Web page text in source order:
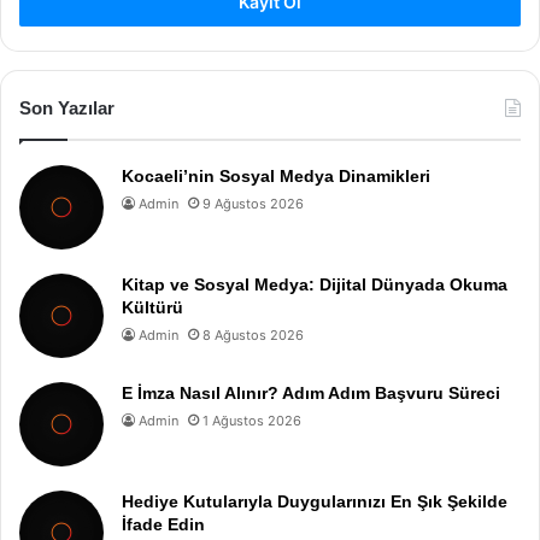
Son Yazılar
Kocaeli’nin Sosyal Medya Dinamikleri
Admin 9 Ağustos 2026
Kitap ve Sosyal Medya: Dijital Dünyada Okuma
Kültürü
Admin 8 Ağustos 2026
E İmza Nasıl Alınır? Adım Adım Başvuru Süreci
Admin 1 Ağustos 2026
Hediye Kutularıyla Duygularınızı En Şık Şekilde
İfade Edin